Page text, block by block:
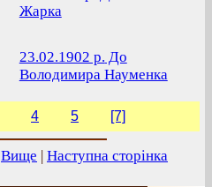
Жарка
23.02.1902 р. До
Володимира Науменка
4 5 [7]
Вище | Наступна сторінка